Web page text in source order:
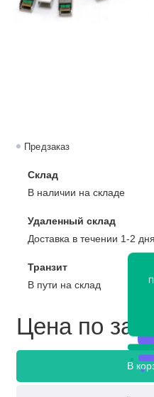
Предзаказ
Склад
В наличии на складе
Удаленный склад
Доставка в течении 1-2 дня
Транзит
В пути на склад
Цена по
В